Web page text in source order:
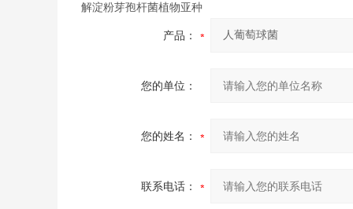
解淀粉芽孢杆菌植物亚种
产品：
您的单位：
您的姓名：
联系电话：